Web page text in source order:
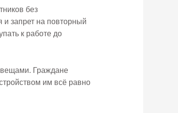
без
и запрет на повторный
к работе до
вещами. Граждане
им всё равно